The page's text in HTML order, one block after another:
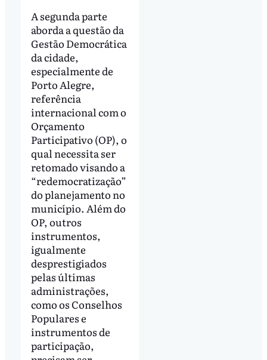
A segunda parte
aborda a questão da
Gestão Democrática
da cidade,
especialmente de
Porto Alegre,
referência
internacional com o
Orçamento
Participativo (OP), o
qual necessita ser
retomado visando a
“redemocratização”
do planejamento no
município. Além do
OP, outros
instrumentos,
igualmente
desprestigiados
pelas últimas
administrações,
como os Conselhos
Populares e
instrumentos de
participação,